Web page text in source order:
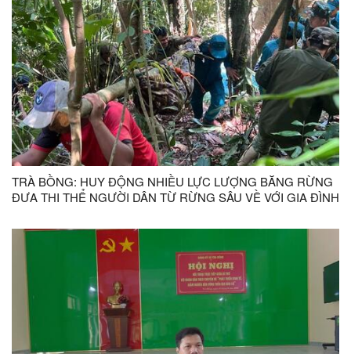
TRÀ BỒNG: HUY ĐỘNG NHIỀU LỰC LƯỢNG BĂNG RỪNG
ĐƯA THI THỂ NGƯỜI DÂN TỪ RỪNG SÂU VỀ VỚI GIA ĐÌNH